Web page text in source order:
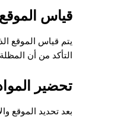
قياس
يتم قياس الموقع
التأكد من أن
تحضير
بعد تحديد الموقع